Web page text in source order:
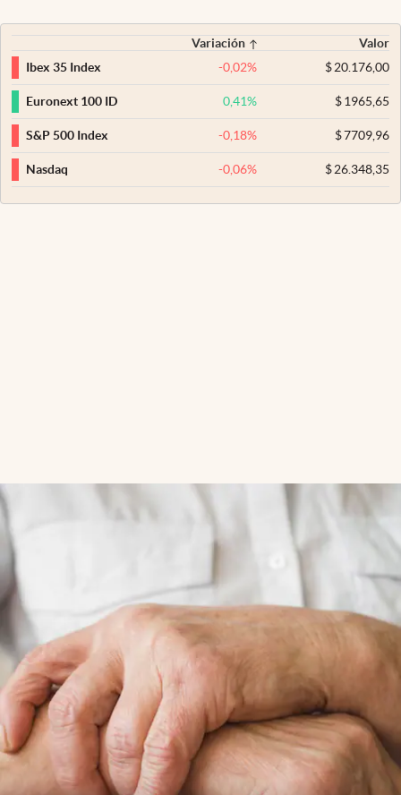
Variación
Valor
Ibex 35 Index
-0,02% $20.176,00
Euronext 100 ID 0,41% $1965,65
S&P 500 Index -0,18% $7709,96
Nasdaq -0,06% $26.348,35